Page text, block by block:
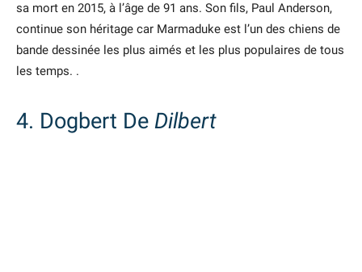
sa mort en 2015, à l’âge de 91 ans. Son fils, Paul Anderson,
continue son héritage car Marmaduke est l’un des chiens de
bande dessinée les plus aimés et les plus populaires de tous
les temps. .
4. Dogbert De Dilbert